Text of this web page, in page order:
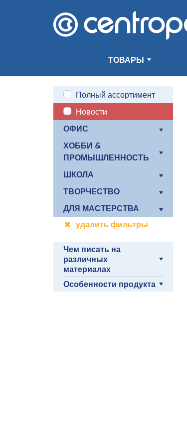
ТОВАРЫ
Полный ассортимент
Новости
ОФИС
ХОББИ &
ПРОМЫШЛЕННОСТЬ
ШКОЛА
ТВОРЧЕСТВО
ДЛЯ МАСТЕРСТВА
удалить фильтры
Чем писать на
различных
материалах
Особенности продукта